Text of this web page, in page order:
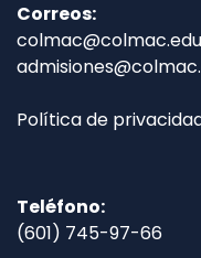
Correos:
Política de
Teléfono:
(601) 745-97-66